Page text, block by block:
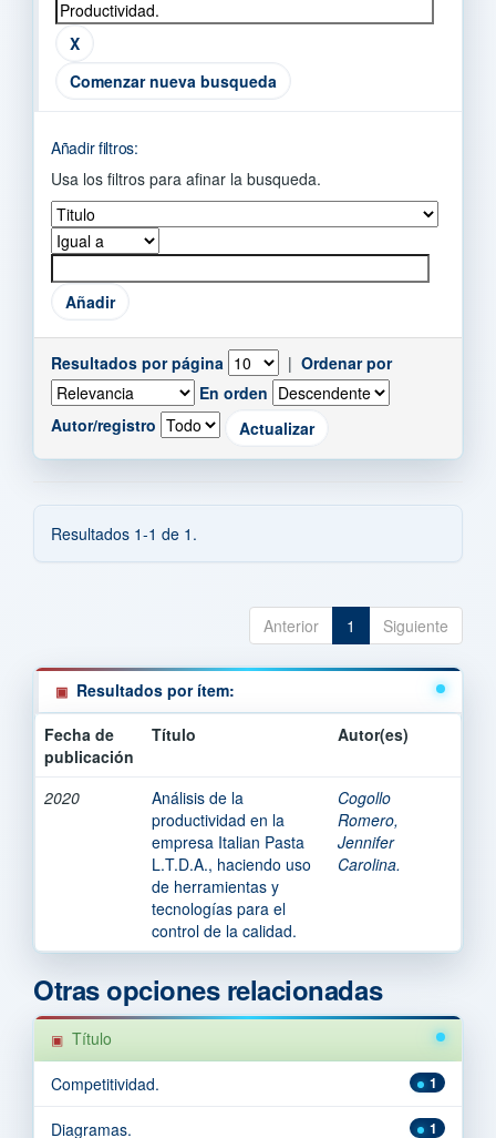
Comenzar nueva busqueda
Añadir filtros:
Usa los filtros para afinar la busqueda.
Resultados por página | Ordenar por
En orden
Autor/registro
Resultados 1-1 de 1.
Anterior 1 Siguiente
Resultados por ítem:
Fecha de
publicación
Título Autor(es)
2020
Análisis de la
productividad en la
empresa Italian Pasta
L.T.D.A., haciendo uso
de herramientas y
tecnologías para el
control de la calidad.
Cogollo
Romero,
Jennifer
Carolina.
Otras opciones relacionadas
Título
1
Competitividad.
1
Diagramas.